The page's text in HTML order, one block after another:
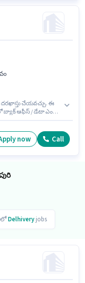
దరఖాస్తు చేయవచ్చు. ఈ
బ్యాక్ ఆఫీస్ / డేటా ఎంట్రీ
now Call
లోDelhiveryjobs